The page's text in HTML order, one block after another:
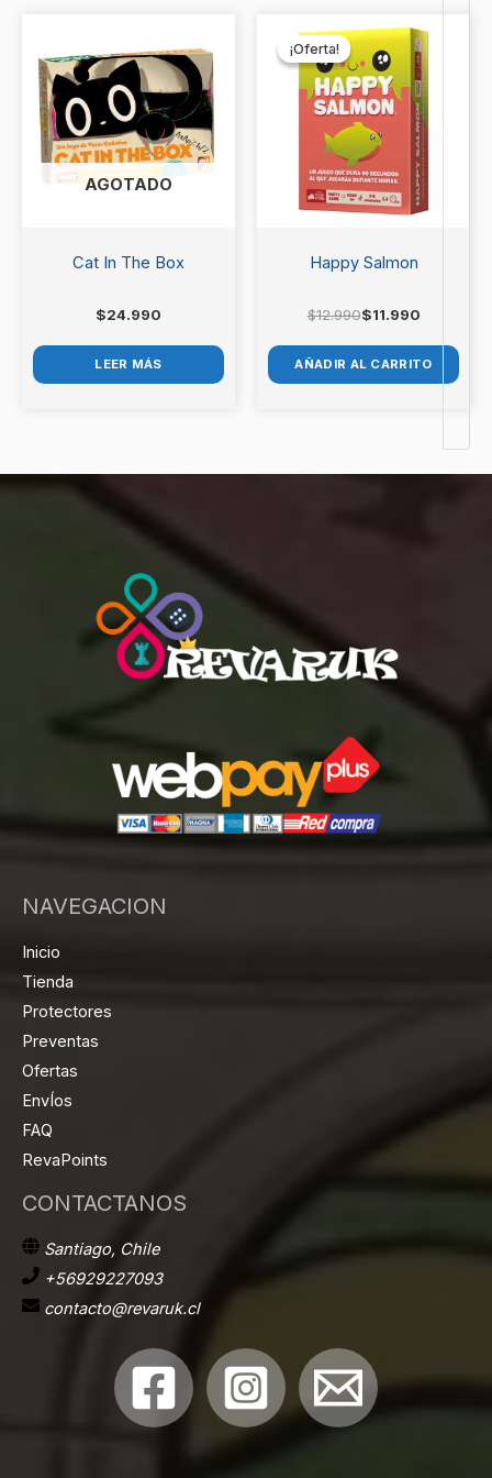
AGOTADO
Cat In The Box
$24.990
LEER MÁS
¡Oferta!
¡Oferta!
Happy Salmon
$12.990
precio
original
era:
$12.990.
$11.990
precio
actual
es:
$11.990.
AÑADIR AL CARRITO
NAVEGACION
Inicio
Tienda
Protectores
Preventas
Ofertas
EnvÍos
FAQ
RevaPoints
CONTACTANOS
Santiago, Chile
+56929227093
contacto@revaruk.cl